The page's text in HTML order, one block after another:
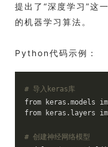
提出了“深度学习”这
的机器学习算法。
Python代码示例：
# 导入keras库
from keras.models
from keras.layers
# 创建神经网络模型